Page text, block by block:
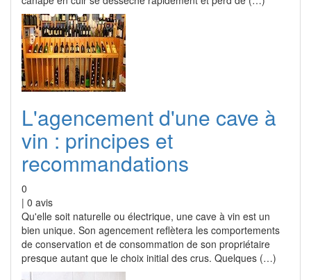
L'agencement d'une cave à
vin : principes et
recommandations
0
| 0 avis
Qu'elle soit naturelle ou électrique, une cave à vin est un
bien unique. Son agencement reflètera les comportements
de conservation et de consommation de son propriétaire
presque autant que le choix initial des crus. Quelques (…)